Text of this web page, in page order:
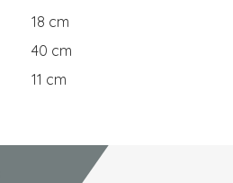
18 cm
40 cm
11 cm